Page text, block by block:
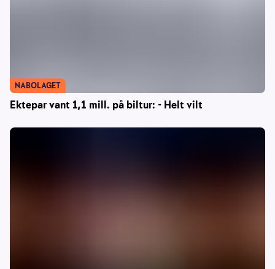
Ektepar vant 1,1 mill. på biltur: - Helt vilt
NABOLAGET